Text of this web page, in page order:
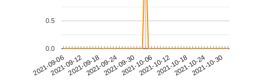
2021-09-062021-09-122021-09-182021-09-242021-09-302021-10-062021-10-122021-10-182021-10-242021-10-30
0.0
0.5